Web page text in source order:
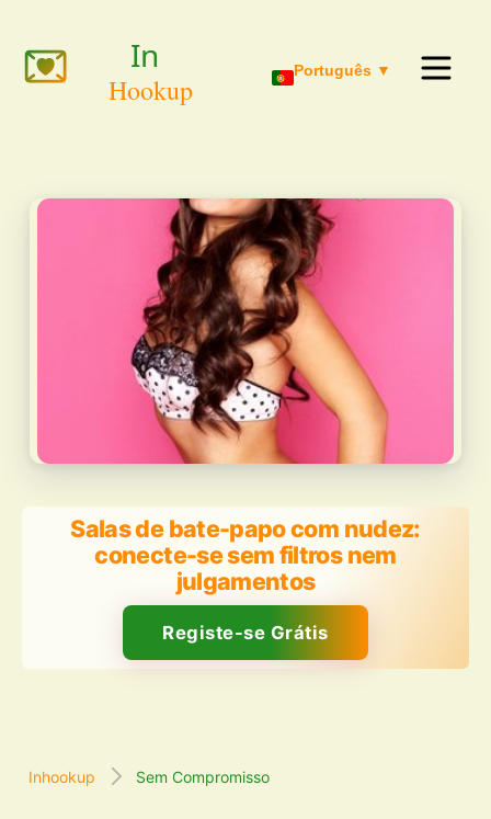
Português ▼
Salas de bate-papo com nudez:
conecte-se sem filtros nem
julgamentos
Registe-se Grátis
Inhookup Sem Compromisso